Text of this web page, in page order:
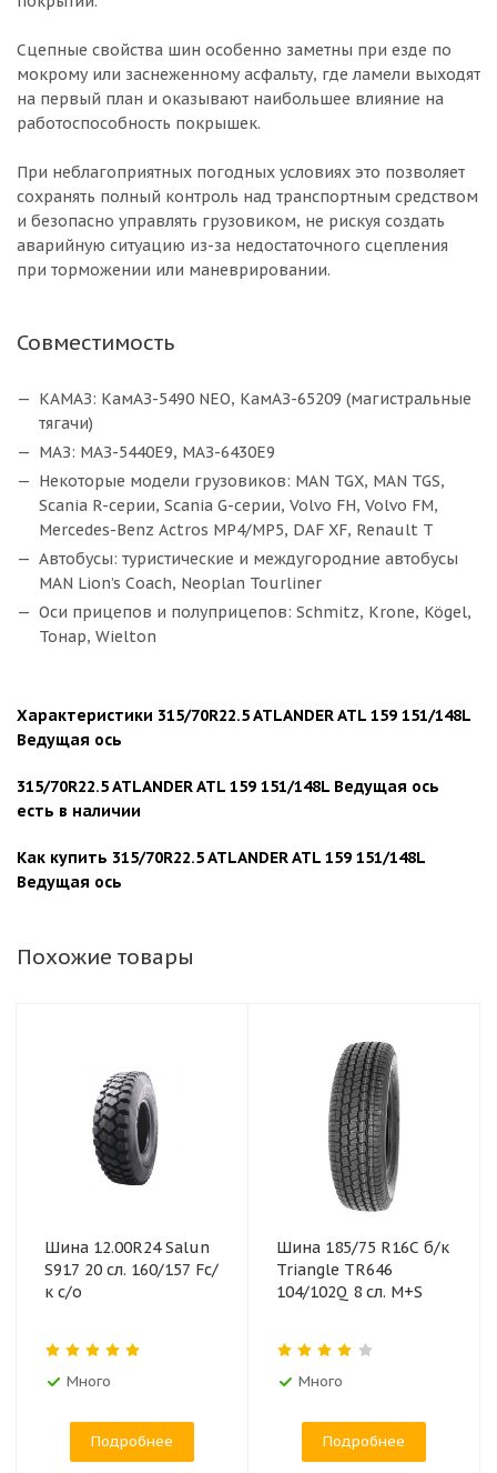
Сцепные свойства шин особенно заметны при езде по
мокрому или заснеженному асфальту, где ламели выходят
на первый план и оказывают наибольшее влияние на
работоспособность покрышек.
При неблагоприятных погодных условиях это позволяет
сохранять полный контроль над транспортным средством
и безопасно управлять грузовиком, не рискуя создать
аварийную ситуацию из-за недостаточного сцепления
при торможении или маневрировании.
Совместимость
КАМАЗ: КамАЗ-5490 NEO, КамАЗ-65209 (магистральные
тягачи)
МАЗ: МАЗ-5440Е9, МАЗ-6430Е9
Некоторые модели грузовиков: MAN TGX, MAN TGS,
Scania R-серии, Scania G-серии, Volvo FH, Volvo FM,
Mercedes-Benz Actros MP4/MP5, DAF XF, Renault T
Автобусы: туристические и междугородние автобусы
MAN Lion’s Coach, Neoplan Tourliner
Оси прицепов и полуприцепов: Schmitz, Krone, Kögel,
Тонар, Wielton
Характеристики 315/70R22.5 ATLANDER ATL 159 151/148L
Ведущая ось
315/70R22.5 ATLANDER ATL 159 151/148L Ведущая ось
есть в наличии
Как купить 315/70R22.5 ATLANDER ATL 159 151/148L
Ведущая ось
Похожие товары
Шина 12.00R24 Salun
S917 20 сл. 160/157 Fс/
к с/о
Много
Подробнее
Шина 185/75 R16C б/к
Triangle TR646
104/102Q 8 сл. M+S
Много
Подробнее